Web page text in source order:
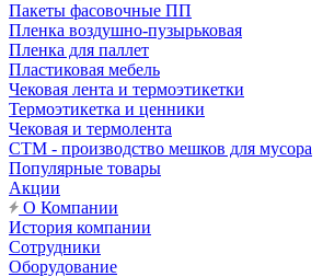
Пакеты фасовочные ПП
Пленка воздушно-пузырьковая
Пленка для паллет
Пластиковая мебель
Чековая лента и термоэтикетки
Термоэтикетка и ценники
Чековая и термолента
СТМ - производство мешков для мусора
Популярные товары
Акции
О Компании
История компании
Сотрудники
Оборудование